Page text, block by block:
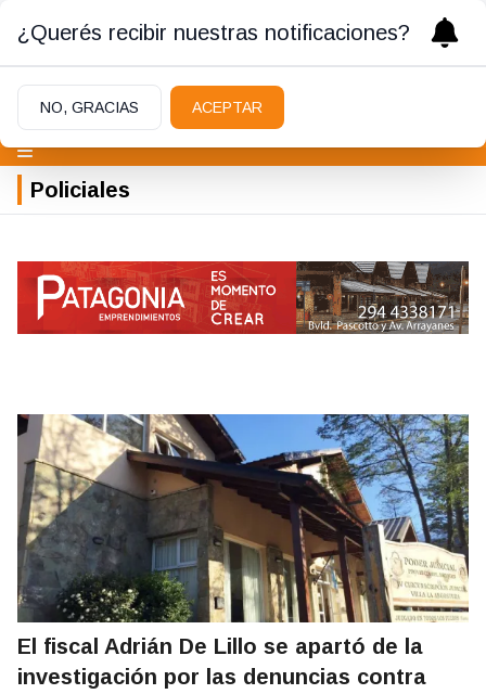
Policiales
El fiscal Adrián De Lillo se apartó de la
investigación por las denuncias contra
¿Querés recibir nuestras notificaciones?
NO, GRACIAS ACEPTAR